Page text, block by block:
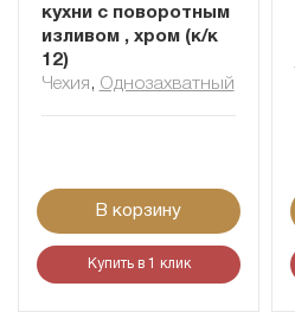
кухни с поворотным
изливом , хром (к/к
12)
Чехия , Однозахватный
В корзину
Купить в 1 клик